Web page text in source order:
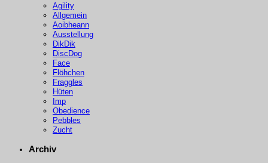
Agility
Allgemein
Aoibheann
Ausstellung
DikDik
DiscDog
Face
Flöhchen
Fraggles
Hüten
Imp
Obedience
Pebbles
Zucht
Archiv